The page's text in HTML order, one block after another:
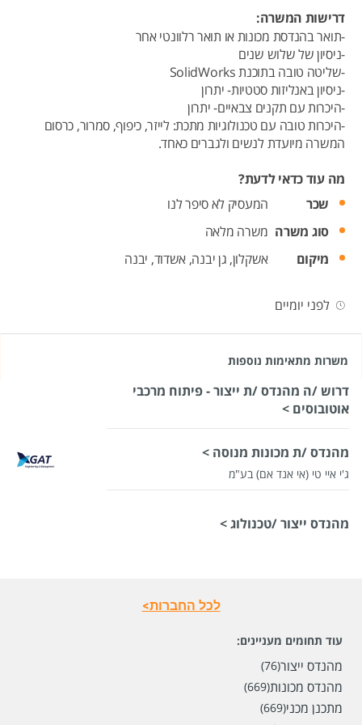
דרישות המשרה:
-תואר בהנדסת מכונות או תואר רלוונטי אחר
-ניסיון של שלוש שנים
-שליטה טובה בתוכנת SolidWorks
-ניסיון באנליזות סטטיות- יתרון
-היכרות עם תקנים צבאיים- יתרון
-היכרות טובה עם טכנולוגיות מתכת: לייזר, כיפוף, סמרור, כרסום
המשרה מיועדת לנשים ולגברים כאחד.
מה עוד כדאי לדעת?
שכר
המעסיק לא סיפר לנו
סוג משרה משרה מלאה
מיקום
אשקלון, גן יבנה, אשדוד, יבנה
לפני יומיים
משרות מתאימות נוספות
דרוש /ה מהנדס /ת ייצור - פיתוח מרכבי
אוטובוסים >
מהנדס /ת מכונות מנוסה >
ג'י איי טי (אי אנד אם) בע"מ
מהנדס ייצור /טכנולוג >
לכל החברות>
עוד תחומים מעניינים:
מהנדס ייצור(76)
מהנדס מכונות(669)
מתכנן מכני(669)